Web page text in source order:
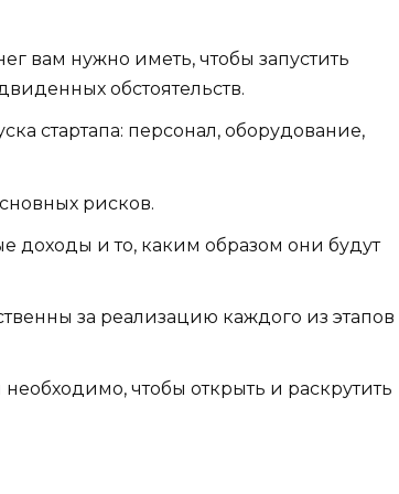
вам нужно иметь, чтобы запустить
обстоятельств.
стартапа: персонал, оборудование,
рисков.
доходы и то, каким образом они будут
за реализацию каждого из этапов
чтобы открыть и раскрутить